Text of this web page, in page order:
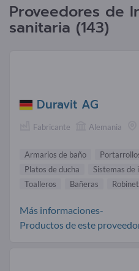
Proveedores de
sanitaria (143)
Duravit AG
Fabricante Alemania
Armarios de baño
Platos de ducha
Sistemas de
Toalleros
Bañeras
Más informaciones-
Productos de este